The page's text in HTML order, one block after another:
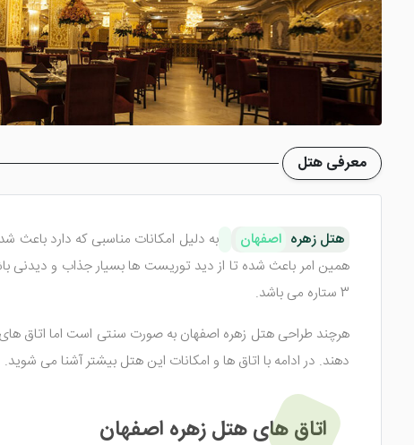
معرفی هتل
هتل زهره اصفهان
به دلیل امکانات مناسبی که دارد
3 ستاره می باشد.
هرچند طراحی هتل زهره اصفهان به صورت سنتی است اما اتاق
دهند. در ادامه با اتاق ها و امکانات این هتل بیشتر آشنا می شوید.
اتاق های هتل زهره اصفهان